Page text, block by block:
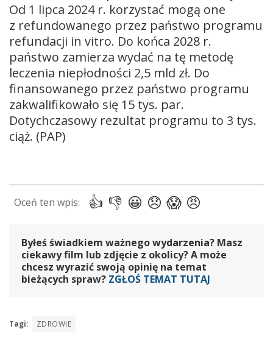
Od 1 lipca 2024 r. korzystać mogą one
z refundowanego przez państwo programu
refundacji in vitro. Do końca 2028 r.
państwo zamierza wydać na tę metodę
leczenia niepłodności 2,5 mld zł. Do
finansowanego przez państwo programu
zakwalifikowało się 15 tys. par.
Dotychczasowy rezultat programu to 3 tys.
ciąż. (PAP)
Byłeś świadkiem ważnego wydarzenia? Masz
ciekawy film lub zdjęcie z okolicy? A może
chcesz wyrazić swoją opinię na temat
bieżących spraw? ZGŁOŚ TEMAT TUTAJ
Tagi: ZDROWIE